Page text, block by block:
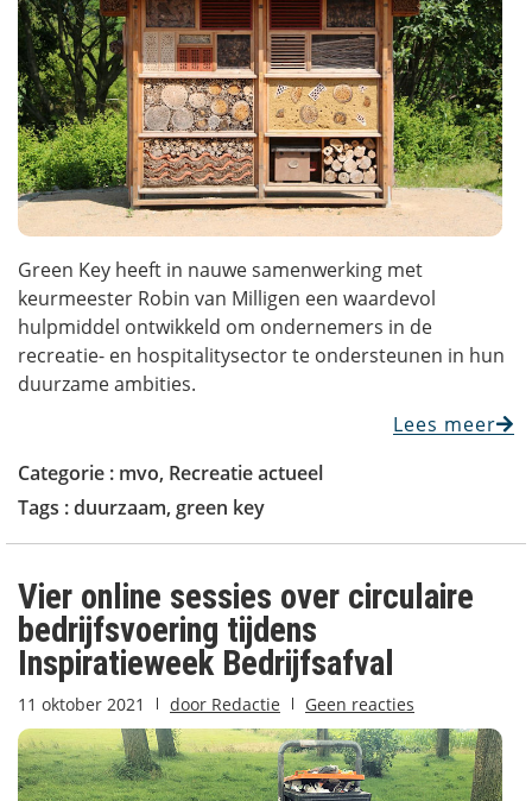
Green Key heeft in nauwe samenwerking met
keurmeester Robin van Milligen een waardevol
hulpmiddel ontwikkeld om ondernemers in de
recreatie- en hospitalitysector te ondersteunen in hun
duurzame ambities.
Lees meer
Categorie : mvo, Recreatie actueel
Tags :duurzaam, green key
Vier online sessies over circulaire
bedrijfsvoering tijdens
Inspiratieweek Bedrijfsafval
11 oktober 2021 door Redactie Geen reacties